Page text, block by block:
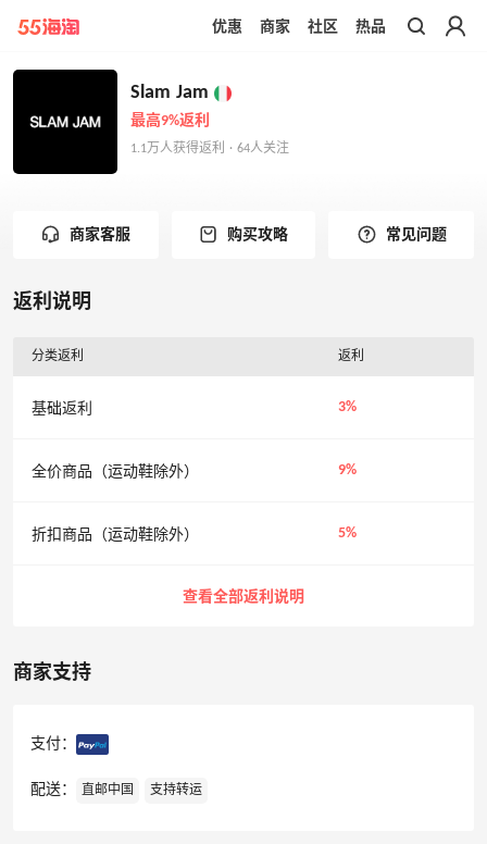
带你去官网买正品
优惠 商家 社区 热品
Slam Jam
最高9%返利
1.1万人获得返利 · 64人关注
商家客服 购买攻略 常见问题
返利说明
分类返利 返利
基础返利 3%
全价商品（运动鞋除外） 9%
折扣商品（运动鞋除外） 5%
查看全部返利说明
商家支持
支付：
配送： 直邮中国 支持转运